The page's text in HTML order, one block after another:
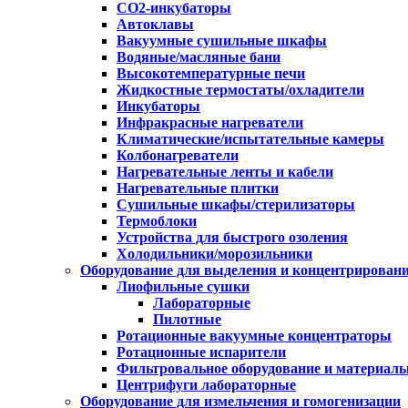
CO2-инкубаторы
Автоклавы
Вакуумные сушильные шкафы
Водяные/масляные бани
Высокотемпературные печи
Жидкостные термостаты/охладители
Инкубаторы
Инфракрасные нагреватели
Климатические/испытательные камеры
Колбонагреватели
Нагревательные ленты и кабели
Нагревательные плитки
Сушильные шкафы/стерилизаторы
Термоблоки
Устройства для быстрого озоления
Холодильники/морозильники
Оборудование для выделения и
Лиофильные сушки
Лабораторные
Пилотные
Ротационные вакуумные концентраторы
Ротационные испарители
Фильтровальное оборудование и
Центрифуги лабораторные
Оборудование для измельчения и гомогенизации